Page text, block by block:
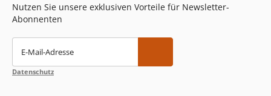
Nutzen Sie unsere exklusiven Vorteile für Newsletter-
Abonnenten
E-Mail-Adresse
Datenschutz